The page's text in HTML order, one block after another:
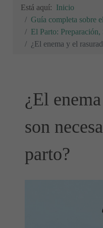
Está aquí: Inicio
Guía completa sobre
El Parto: Preparación,
¿El enema y el
¿El
son
parto?